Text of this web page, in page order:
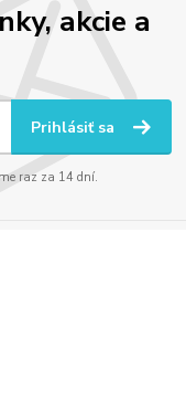
akcie a
Prihlásiť sa
raz za 14 dní.